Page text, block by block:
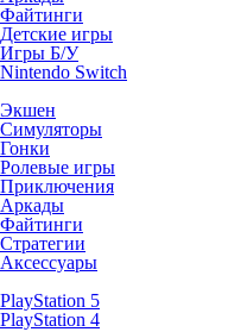
Файтинги
Детские игры
Игры Б/У
Nintendo Switch
Экшен
Симуляторы
Гонки
Ролевые игры
Приключения
Аркады
Файтинги
Стратегии
Аксессуары
PlayStation 5
PlayStation 4